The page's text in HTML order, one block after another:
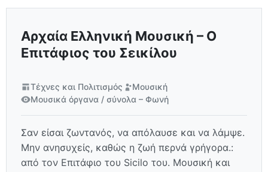
Αρχαία Ελληνική Μουσική – Ο
Επιτάφιος του Σεικίλου
Τέχνες και Πολιτισμός
Μουσική
Μουσικά όργανα / σύνολα – Φωνή
Σαν είσαι ζωντανός, να απόλαυσε και να λάμψε.
Μην ανησυχείς, καθώς η ζωή περνά γρήγορα.:
από τον Επιτάφιο του Sicilo του. Μουσική και